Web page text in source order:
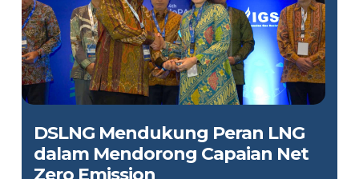
DSLNG Mendukung Peran LNG
dalam Mendorong Capaian Net